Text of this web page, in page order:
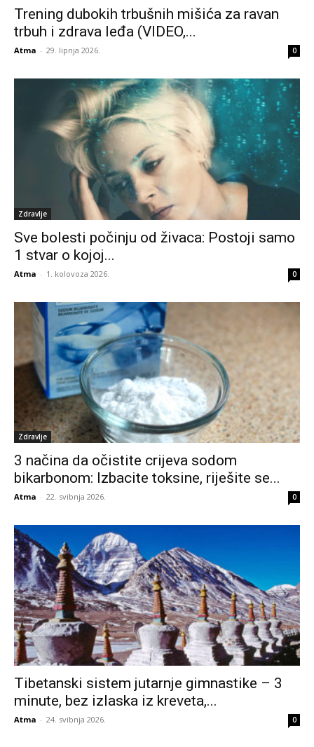
Trening dubokih trbušnih mišića za ravan
trbuh i zdrava leđa (VIDEO,...
Atma - 29. lipnja 2026. 0
Zdravlje
Sve bolesti počinju od živaca: Postoji samo
1 stvar o kojoj...
Atma - 1. kolovoza 2026. 0
Zdravlje
3 načina da očistite crijeva sodom
bikarbonom: Izbacite toksine, riješite se...
Atma - 22. svibnja 2026. 0
Tibetanski sistem jutarnje gimnastike – 3
minute, bez izlaska iz kreveta,...
Atma - 24. svibnja 2026. 0